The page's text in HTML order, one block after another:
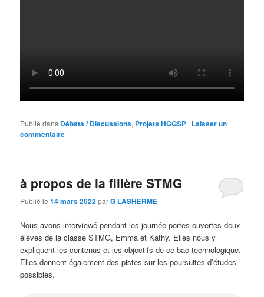
Publié dans Débats / Discussions, Projets HGGSP | Laisser un
commentaire
à propos de la filière STMG
Publié le14 mars 2022parG LASHERME
Nous avons interviewé pendant les journée portes ouvertes deux
élèves de la classe STMG, Emma et Kathy. Elles nous y
expliquent les contenus et les objectifs de ce bac technologique.
Elles donnent également des pistes sur les poursuites d’études
possibles.